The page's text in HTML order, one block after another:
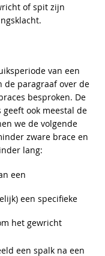
of spit zijn
van een
de paragraaf over de
besproken. De
geeft ook meestal de
we de volgende
zware brace en
lang:
een
een specifieke
het gewricht
een spalk na een